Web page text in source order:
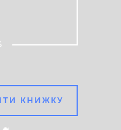
КНИЖКУ